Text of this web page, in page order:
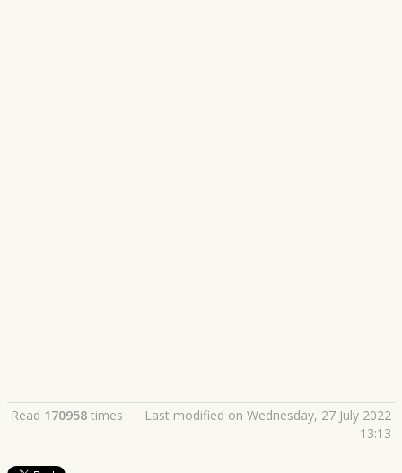
Read 170958 times
Last modified on Wednesday, 27 July 2022
13:13